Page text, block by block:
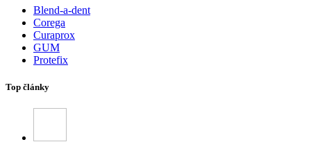
Blend-a-dent
Corega
Curaprox
GUM
Protefix
Top články